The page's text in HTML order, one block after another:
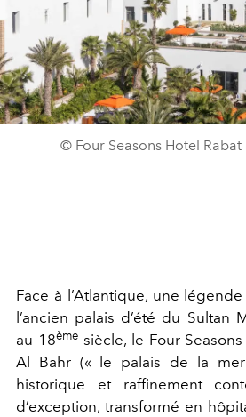
© Four Seasons Hotel Rabat
Face à l’Atlantique, une
l’ancien palais d’été du Sultan
au 18ème siècle, le Four
Al Bahr (« le palais de la
historique et raffinement
d’exception, transformé en